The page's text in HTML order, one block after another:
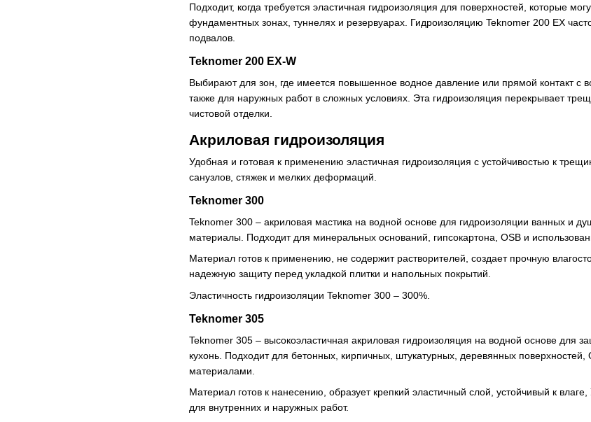
Подходит, когда требуется эластичная гидроизоляция для поверхностей, которые
фундаментных зонах, туннелях и резервуарах. Гидроизоляцию Teknomer 200 EX
подвалов.
Teknomer 200 EX-W
Выбирают для зон, где имеется повышенное водное давление или прямой контакт с
также для наружных работ в сложных условиях. Эта гидроизоляция перекрывает
чистовой отделки.
Акриловая гидроизоляция
Удобная и готовая к применению эластичная гидроизоляция с устойчивостью к
санузлов, стяжек и мелких деформаций.
Teknomer 300
Teknomer 300 – акриловая мастика на водной основе для гидроизоляции ванных и
материалы. Подходит для минеральных оснований, гипсокартона, OSB и
Материал готов к применению, не содержит растворителей, создает прочную
надежную защиту перед укладкой плитки и напольных покрытий.
Эластичность гидроизоляции Teknomer 300 – 300%.
Teknomer 305
Teknomer 305 – высокоэластичная акриловая гидроизоляция на водной основе для
кухонь. Подходит для бетонных, кирпичных, штукатурных, деревянных
материалами.
Материал готов к нанесению, образует крепкий эластичный слой, устойчивый к
для внутренних и наружных работ.